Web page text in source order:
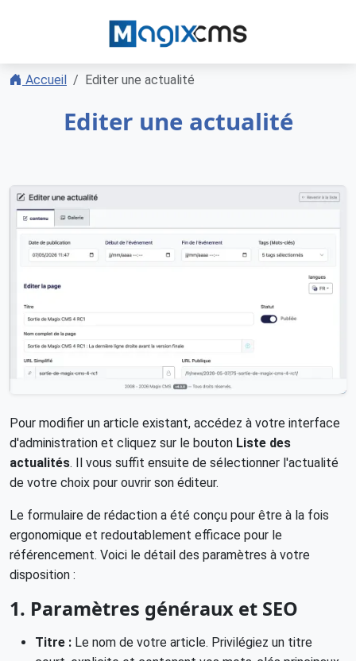
Accueil Editer une actualité
Editer une actualité
Pour modifier un article existant, accédez à votre interface
d'administration et cliquez sur le bouton Liste des
actualités. Il vous suffit ensuite de sélectionner l'actualité
de votre choix pour ouvrir son éditeur.
Le formulaire de rédaction a été conçu pour être à la fois
ergonomique et redoutablement efficace pour le
référencement. Voici le détail des paramètres à votre
disposition :
1. Paramètres généraux et SEO
Titre : Le nom de votre article. Privilégiez un titre